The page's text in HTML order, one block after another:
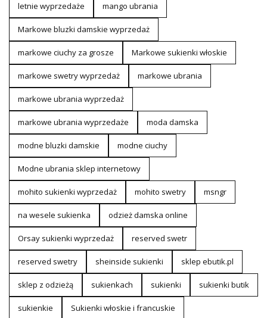
letnie wyprzedaże mango ubrania
Markowe bluzki damskie wyprzedaż
markowe ciuchy za grosze Markowe sukienki włoskie
markowe swetry wyprzedaż markowe ubrania
markowe ubrania wyprzedaż
markowe ubrania wyprzedaże moda damska
modne bluzki damskie modne ciuchy
Modne ubrania sklep internetowy
mohito sukienki wyprzedaż mohito swetry msngr
na wesele sukienka odzież damska online
Orsay sukienki wyprzedaż reserved swetr
reserved swetry sheinside sukienki sklep ebutik.pl
sklep z odzieżą sukienkach sukienki sukienki butik
sukienkie Sukienki włoskie i francuskie